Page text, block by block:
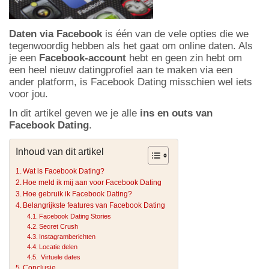
Daten via Facebookis één van de vele opties die we
tegenwoordig hebben als het gaat om online daten. Als
je een Facebook-account hebt en geen zin hebt om
een heel nieuw datingprofiel aan te maken via een
ander platform, is Facebook Dating misschien wel iets
voor jou.
In dit artikel geven we je alle ins en outs van
Facebook Dating.
Inhoud van dit artikel
Wat is Facebook Dating?
Hoe meld ik mij aan voor Facebook Dating
Hoe gebruik ik Facebook Dating?
Belangrijkste features van Facebook Dating
Facebook Dating Stories
Secret Crush
Instagramberichten
Locatie delen
Virtuele dates